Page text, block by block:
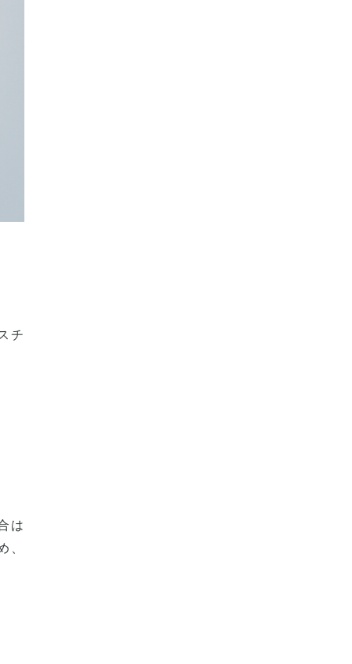
チ
は
、